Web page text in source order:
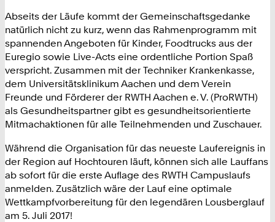
Abseits der Läufe kommt der Gemeinschaftsgedanke
natürlich nicht zu kurz, wenn das Rahmenprogramm mit
spannenden Angeboten für Kinder, Foodtrucks aus der
Euregio sowie Live-Acts eine ordentliche Portion Spaß
verspricht. Zusammen mit der Techniker Krankenkasse,
dem Universitätsklinikum Aachen und dem Verein
Freunde und Förderer der RWTH Aachen e. V. (ProRWTH)
als Gesundheitspartner gibt es gesundheitsorientierte
Mitmachaktionen für alle Teilnehmenden und Zuschauer.
Während die Organisation für das neueste Laufereignis in
der Region auf Hochtouren läuft, können sich alle Lauffans
ab sofort für die erste Auflage des RWTH Campuslaufs
anmelden. Zusätzlich wäre der Lauf eine optimale
Wettkampfvorbereitung für den legendären Lousberglauf
am 5. Juli 2017!